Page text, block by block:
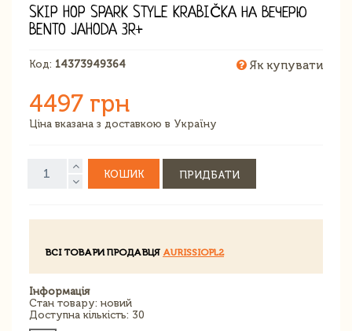
SKIP HOP SPARK STYLE KRABIČKA НА ВЕЧЕРЮ
BENTO JAHODA 3R+
Код: 14373949364 Як купувати
4497 грн
Ціна вказана з доставкою в Україну
КОШИК ПРИДБАТИ
ВСІ ТОВАРИ ПРОДАВЦЯ AURISSIOPL2
Інформація
Стан товару: новий
Доступна кількість: 30